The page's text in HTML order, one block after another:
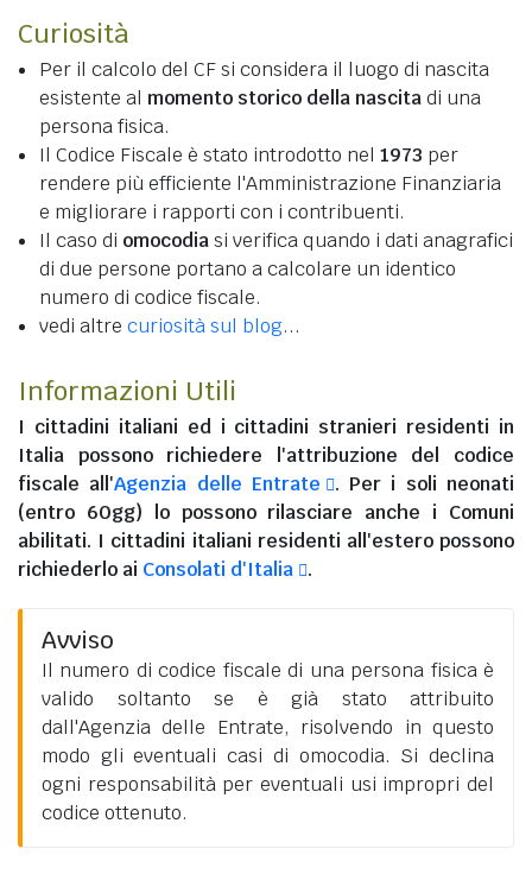
Curiosità
Per il calcolo del CF si considera il luogo di nascita
esistente al momento storico della nascitadi una
persona fisica.
Il Codice Fiscale è stato introdotto nel 1973 per
rendere più efficiente l'Amministrazione Finanziaria
e migliorare i rapporti con i contribuenti.
Il caso di omocodiasi verifica quando i dati anagrafici
di due persone portano a calcolare un identico
numero di codice fiscale.
vedi altre curiosità sul blog...
Informazioni Utili
I cittadini italiani ed i cittadini stranieri residenti in
Italia possono richiedere l'attribuzione del codice
fiscale all'Agenzia delle Entrate
. Per i soli neonati
(entro 60gg) lo possono rilasciare anche i Comuni
abilitati. I cittadini italiani residenti all'esteropossono
richiederlo ai Consolati d'Italia .
Avviso
Il numero di codice fiscale di una persona fisica è
valido soltanto se è già stato attribuito
dall'Agenzia delle Entrate, risolvendo in questo
modo gli eventuali casi di omocodia. Si declina
ogni responsabilità per eventuali usi impropri del
codice ottenuto.